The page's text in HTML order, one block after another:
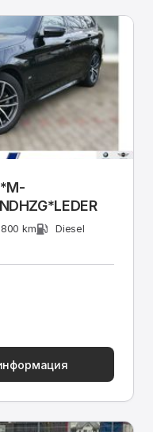
km
Diesel